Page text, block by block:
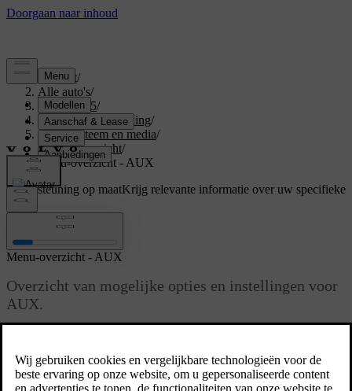
Support/
Alle auto's/
XC60 2015/
Gebruikershandleiding/
Audiosysteem en media/
Menuoverzicht/
Menu-overzicht - AUX
Ondersteuning op maatKrijg relevante informatie over uw specifieke
auto.
Menu-overzicht - AUX
Overzicht van mogelijke opties en instellingen voor
AUX.
AUX-menu
AUX-ingangGeluidssterkte instellen voor externe audiobron